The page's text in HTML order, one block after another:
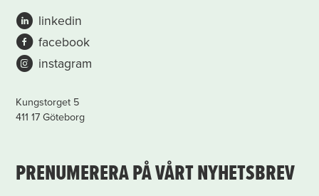
linkedin
facebook
instagram
Kungstorget 5
411 17 Göteborg
PRENUMERERA PÅ VÅRT NYHETSBREV